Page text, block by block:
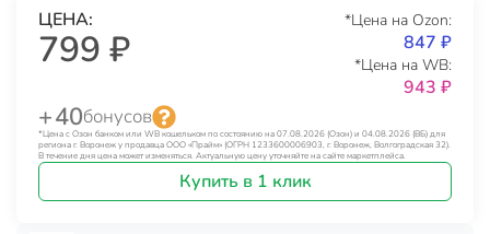
ЦЕНА:
799 ₽
*Цена на Ozon:
847 ₽
*Цена на WB:
943 ₽
+ 40бонусов
*Цена с Озон банком или WB кошельком по состоянию на 07.08.2026 (Озон) и 04.08.2026 (ВБ) для
региона г. Воронеж у продавца ООО «Прайм» (ОГРН 1233600006903, г. Воронеж, Волгоградская 32).
В течение дня цена может изменяться. Актуальную цену уточняйте на сайте маркетплейса.
Купить в 1 клик